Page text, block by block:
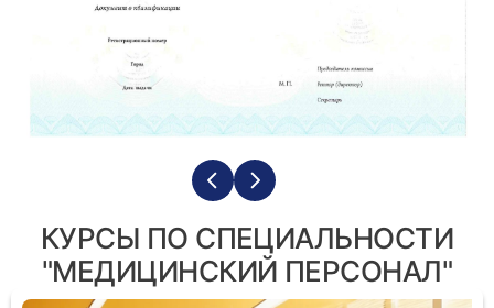
КУРСЫ ПО СПЕЦИАЛЬНОСТИ
"МЕДИЦИНСКИЙ ПЕРСОНАЛ"